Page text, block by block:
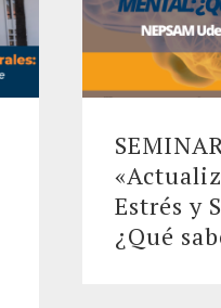
Estrés y
¿Qué